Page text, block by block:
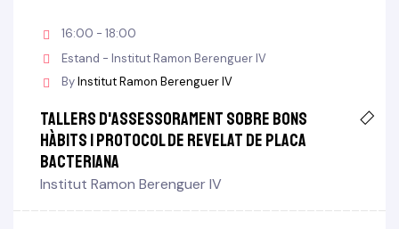
16:00 - 18:00
Estand - Institut Ramon Berenguer IV
ByInstitut Ramon Berenguer IV
Tallers d'assessorament sobre bons
hàbits i protocol de revelat de placa
bacteriana
Institut Ramon Berenguer IV